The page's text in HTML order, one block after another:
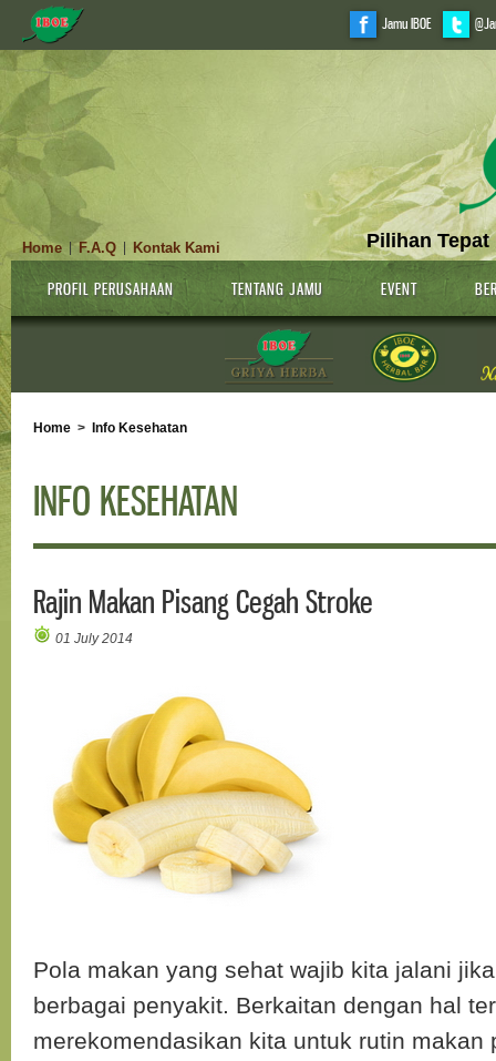
Jamu IBOE
Pilihan Tepat
Home |F.A.Q Kontak Kami
PROFIL PERUSAHAAN TENTANG JAMU EVENT
Home > Info Kesehatan
INFO KESEHATAN
Rajin Makan Pisang Cegah Stroke
01 July 2014
Pola makan yang sehat wajib kita jalani
berbagai penyakit. Berkaitan dengan hal
merekomendasikan kita untuk rutin makan